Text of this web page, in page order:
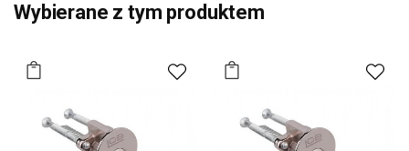
Wybierane z tym produktem